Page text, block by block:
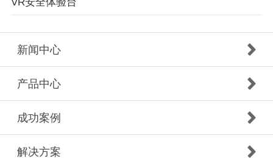
新闻中心
产品中心
成功案例
解决方案